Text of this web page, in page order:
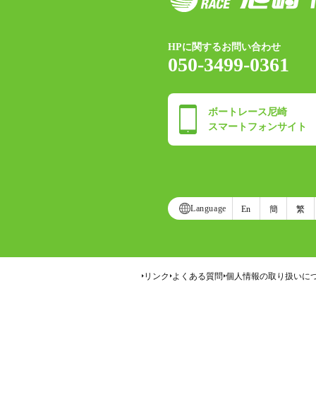
HPに関するお問い合わせ
050-3499-0361
ボートレース尼崎
スマートフォンサイト
Language En 簡 繁
リンク よくある質問 個人情報の取り扱いに